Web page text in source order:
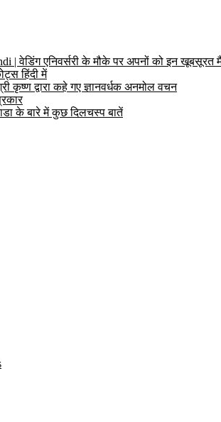
| वेडिंग एनिवर्सरी के मौके पर अपनों को इन खूबसूरत
हिंदी में
कृष्ण द्वारा कहे गए ज्ञानवर्धक अनमोल वचन
के बारे में कुछ दिलचस्प बातें